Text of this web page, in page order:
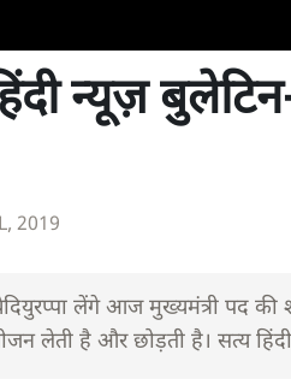
न्यूज़
2019
लेंगे आज मुख्यमंत्री पद
लेती है और छोड़ती है। सत्य